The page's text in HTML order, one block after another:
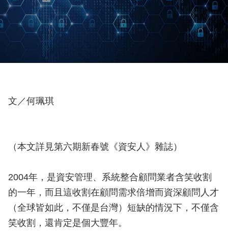
文／何珮琪
（本文詳見第六期新春號《資安人》雜誌）
2004年，是資安管理、系統整合顧問業者含笑收割
的一年，而且這收割在顧問需求倍增而資深顧問人才
（全球皆如此，不僅是台灣）短缺的情況下，不僅含
笑收割，還肯定是個大豐年。